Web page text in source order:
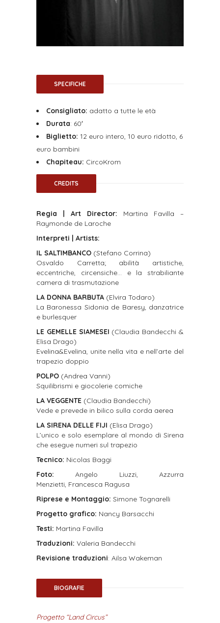
SPECIFICHE
Consigliato: adatto a tutte le età
Durata: 60′
Biglietto: 12 euro intero, 10 euro ridotto, 6
euro bambini
Chapiteau: CircoKrom
CREDITS
Regia | Art Director: Martina Favilla –
Raymonde de Laroche
Interpreti | Artists:
IL SALTIMBANCO (Stefano Corrina)
Osvaldo Carretta; abilità artistiche,
eccentriche, circensiche… e la strabiliante
camera di trasmutazione
LA DONNA BARBUTA (Elvira Todaro)
La Baronessa Sidonia de Baresy, danzatrice
e burlesquer
LE GEMELLE SIAMESEI (Claudia Bandecchi &
Elisa Drago)
Evelina&Evelina, unite nella vita e nell’arte del
trapezio doppio
POLPO (Andrea Vanni)
Squilibrismi e giocolerie comiche
LA VEGGENTE (Claudia Bandecchi)
Vede e prevede in bilico sulla corda aerea
LA SIRENA DELLE FIJI (Elisa Drago)
L’unico e solo esemplare al mondo di Sirena
che esegue numeri sul trapezio
Tecnico: Nicolas Baggi
Foto:Angelo Liuzzi, Azzurra
Menzietti, Francesca Ragusa
Riprese e Montaggio: Simone Tognarelli
Progetto grafico: Nancy Barsacchi
Testi: Martina Favilla
Traduzioni: Valeria Bandecchi
Revisione traduzioni: Ailsa Wakeman
BIOGRAFIE
Progetto “Land Circus”